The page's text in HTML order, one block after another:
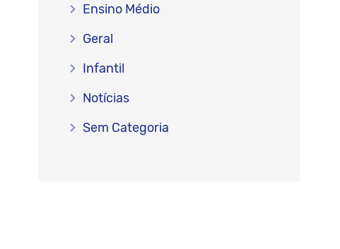
Ensino Médio
Geral
Infantil
Notícias
Sem Categoria